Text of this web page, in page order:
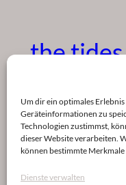
Um dir ein optimales
Geräteinformationen zu
Technologien zustimmst,
dieser Website verarbeiten.
können bestimmte
Dienste verwalten
the tides
5. Januar 2023